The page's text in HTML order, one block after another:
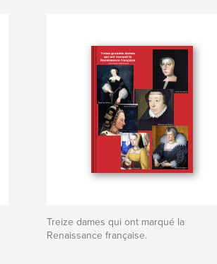
Treize dames qui ont marqué la
Renaissance française.